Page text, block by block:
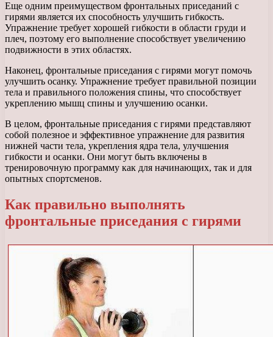
Еще одним преимуществом фронтальных приседаний с
гирями является их способность улучшить гибкость.
Упражнение требует хорошей гибкости в области груди и
плеч, поэтому его выполнение способствует увеличению
подвижности в этих областях.
Наконец, фронтальные приседания с гирями могут помочь
улучшить осанку. Упражнение требует правильной позиции
тела и правильного положения спины, что способствует
укреплению мышц спины и улучшению осанки.
В целом, фронтальные приседания с гирями представляют
собой полезное и эффективное упражнение для развития
нижней части тела, укрепления ядра тела, улучшения
гибкости и осанки. Они могут быть включены в
тренировочную программу как для начинающих, так и для
опытных спортсменов.
Как правильно выполнять
фронтальные приседания с гирями